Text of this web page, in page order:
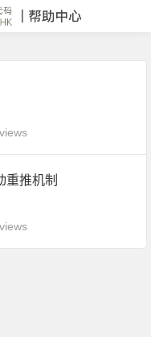
重推机制